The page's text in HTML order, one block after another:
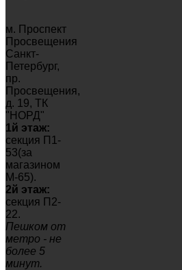
м. Проспект
Просвещения
Санкт-
Петербург,
пр.
Просвещения,
д. 19, ТК
"НОРД"
1й этаж:
секция П1-
53(за
магазином
М-65).
2й этаж:
секция П2-
22.
Пешком от
метро - не
более 5
минут.